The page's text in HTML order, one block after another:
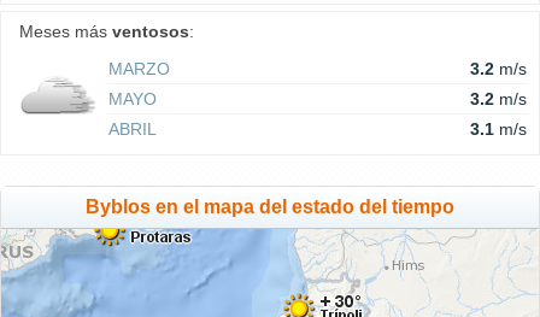
Meses más ventosos:
MARZO
3.2 m/s
MAYO
3.2 m/s
ABRIL
3.1 m/s
Byblos en el mapa del estado del tiempo